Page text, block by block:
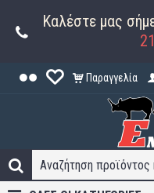
Καλέστε μας
Παραγγελία